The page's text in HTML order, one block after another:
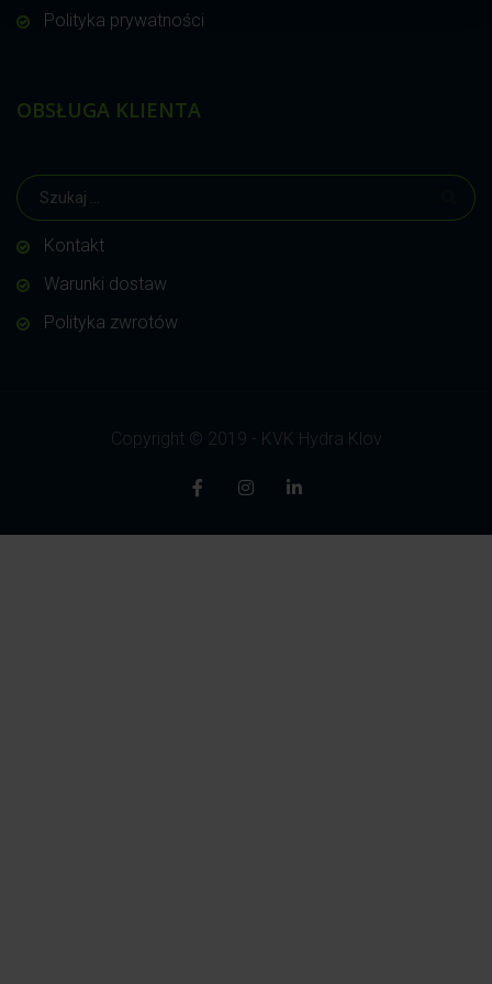
Polityka prywatności
OBSŁUGA KLIENTA
Kontakt
Warunki dostaw
Polityka zwrotów
Copyright © 2019 - KVK Hydra Klov